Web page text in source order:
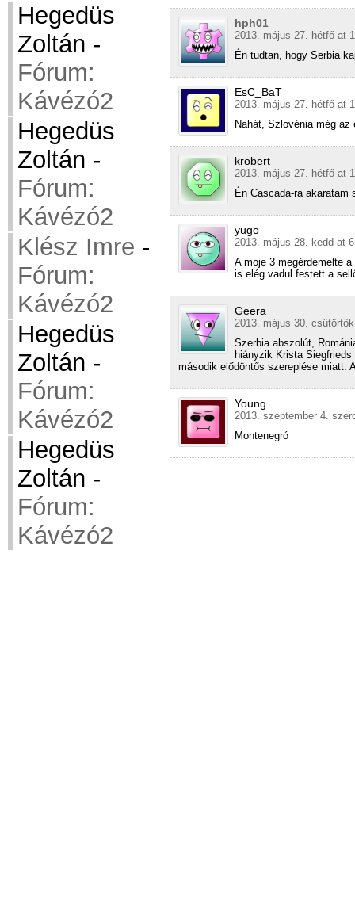
Hegedüs
Zoltán -
Fórum:
Kávézó2
Hegedüs
Zoltán -
Fórum:
Kávézó2
Klész Imre -
Fórum:
Kávézó2
Hegedüs
Zoltán -
Fórum:
Kávézó2
Hegedüs
Zoltán -
Fórum:
Kávézó2
hph01
2013. május 27. hétfő at
Én tudtan, hogy Serbia
EsC_BaT
2013. május 27. hétfő at
Nahát, Szlovénia még
krobert
2013. május 27. hétfő at
Én Cascada-ra akaratam
yugo
2013. május 28. kedd at
A moje 3 megérdemelte
is elég vadul festett a
Geera
2013. május 30.
Szerbia abszolút,
hiányzik Krista
második elődöntős szereplése miatt.
Young
2013. szeptember 4.
Montenegró